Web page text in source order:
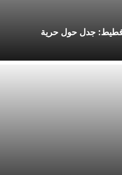
جدل حول حرية